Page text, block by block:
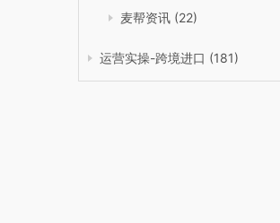
麦帮资讯 (22)
运营实操-跨境进口 (181)